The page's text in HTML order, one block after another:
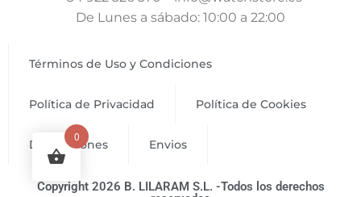
De Lunes a sábado: 10:00 a 22:00
Términos de Uso y Condiciones
Política de Privacidad Política de Cookies
Devoluciones Envios
Copyright 2026 B. LILARAM S.L. -Todos los derechos
0